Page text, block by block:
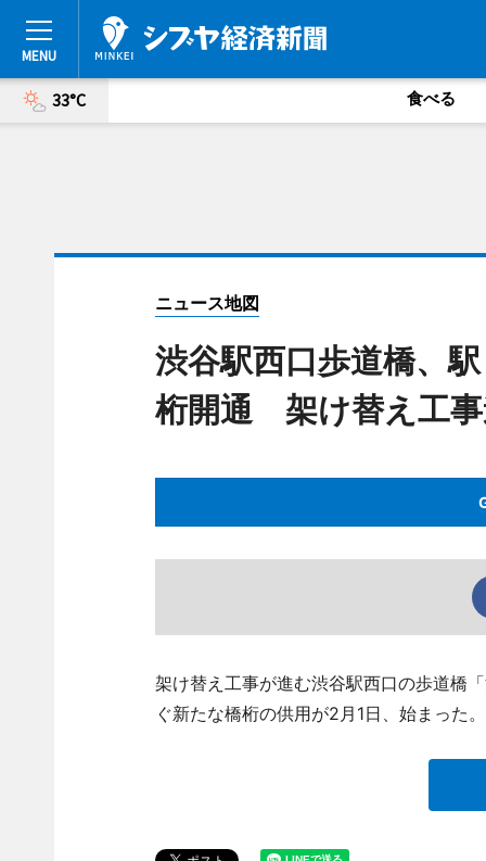
33°C 食べる
ニュース地図
渋谷駅西口歩道橋、
桁開通 架け替え工
架け替え工事が進む渋谷駅西口の歩道橋
ぐ新たな橋桁の供用が2月1日、始まった。